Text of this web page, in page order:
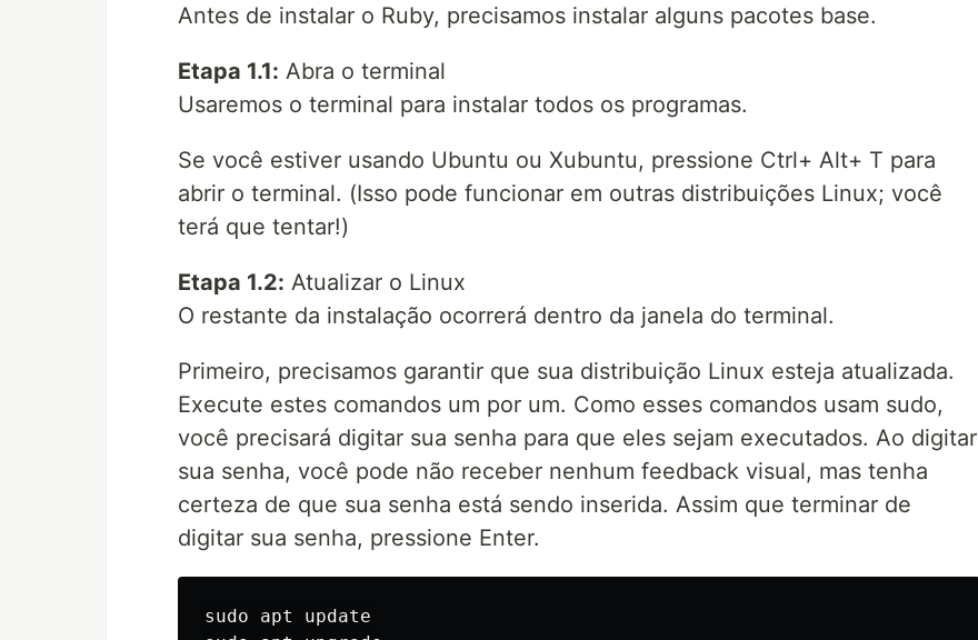
Antes de instalar o Ruby, precisamos instalar alguns pacotes base.
Etapa 1.1: Abra o terminal
Usaremos o terminal para instalar todos os programas.
Se você estiver usando Ubuntu ou Xubuntu, pressione Ctrl+ Alt+ T para
abrir o terminal. (Isso pode funcionar em outras distribuições Linux; você
terá que tentar!)
Etapa 1.2: Atualizar o Linux
O restante da instalação ocorrerá dentro da janela do terminal.
Primeiro, precisamos garantir que sua distribuição Linux esteja atualizada.
Execute estes comandos um por um. Como esses comandos usam sudo,
você precisará digitar sua senha para que eles sejam executados. Ao digitar
sua senha, você pode não receber nenhum feedback visual, mas tenha
certeza de que sua senha está sendo inserida. Assim que terminar de
digitar sua senha, pressione Enter.
sudo apt update